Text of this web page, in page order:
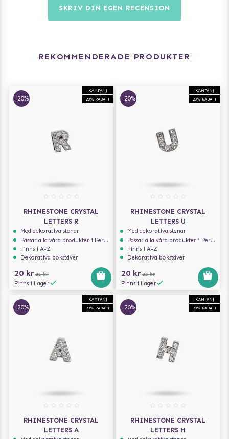
SKRIV DIN EGEN RECENSION
REKOMMENDERADE PRODUKTER
KAMPANJ
20% RABATT
-20%
RHINESTONE CRYSTAL
LETTERS R
Med dekorativa stenar
Passar alla våra produkter i Personalize serien
Finns i A-Z
Dekorativa bokstäver
20 kr 25 kr
Finns i Lager
KAMPANJ
20% RABATT
-20%
RHINESTONE CRYSTAL
LETTERS U
Med dekorativa stenar
Passar alla våra produkter i Personalize serien
Finns i A-Z
Dekorativa bokstäver
20 kr 25 kr
Finns i Lager
KAMPANJ
20% RABATT
-20%
RHINESTONE CRYSTAL
LETTERS A
KAMPANJ
20% RABATT
-20%
RHINESTONE CRYSTAL
LETTERS H